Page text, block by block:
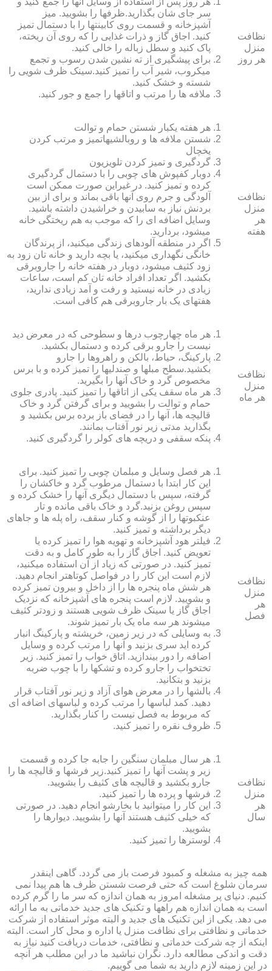
نظافت
منزل
هر روز
سر جای شان بگذارید.ظرف‏ها را بشویید. میز
آشپزخانه و قسمت روی کابینت‏ها را با دستمال تمیز
کنید. اجاق گاز و ذرات غذایی را که روی آن ریخته،
پاک کنید و سطل زباله را خالی کنید.
برای پیشگیری از ته نشین شدن رسوب و تجمع
میکروب، شیر آب را تمیز کنید.سینک ظرف شویی را
شسته و خشک کنید.
ملافه‏ ها را مرتب و اتاق‏ها را جمع و جور کنید.
نظافت
منزل
هر
هفته
هر هفته یکبار شستن حمام و توالت
شستن ملافه‏ ها و روبالشی‎هاتمیز و مرتب کردن
یخچال
گردگیری و تمیز کردن تلویزیون
دوبار کفپوش‏ های چوبی را با دستمال گردگیری
کرده و تمیز کنید. در غیراین صورت ممکن است
آلودگی و جرم روی آنها باقی بماند و برای از بین
بردنش نیاز به سابیدن و خراشیدن داشته باشید.
وسایل اضافه ای را که موجب به هم ریختگی خانه
می‏شود، بردارید.
اگر در منطقه آلوده‏ای زندگی می‏کنید، از پرندگان
خانگی نگهداری می‏کنید، یا بچه دارید و خانه‏ تان زود به
زود کثیف می‏شود، دوبار در هفته خانه را جاروبرقی
بکشید. اگر تعداد افراد خانه ‏تان کم است، ساعات
زیادی در خانه نیستید و رفت و آمد زیادی ندارید،
هفته‏ای یک بار جاروبرقی هم کافی است.
نظافت
منزل
هر ماه
هر ماه چهارچوب درها و سطوحی که در معرض دید
نیست را جارو برقی کرده و دستمال بکشید.
پارکینگ، حیاط، بالکن و راهروها را جارو
بکشید.سطح مبل‏ها و صندلی‏ها را تمیز کرده و با برس
مخصوص گرد و خاک آنها را بگیرید.
هر ماه سقف یکی از اتاق‏ها را تمیز کنید. پادری جلوی
حمام و توالت را بشویید و برای گرفتن گرد و خاک
قالیچه‏ ها، آنها را در فضای باز برده برس بکشید و
بگذارید مدتی زیر نور آفتاب بمانند.
پنکه سقفی و دریچه‏ های کولر را گردگیری کنید.
نظافت
منزل
هر
فصل
هر فصل وسایل و مبلمان چوبی را تمیز کنید. برای
این کار ابتدا با دستمال مرطوب گرد و خاک‏شان را
گرفته، سپس با دستمال دیگری آنها را خشک کرده و
سپس روغن بزنید.گرد و خاک باقی مانده و تار
عنکبوت‏ها را از گوشه و کنار سقف، راه پله‏ ها و جاهای
دیگر برداشته و تمیز کنید.
فیلتر هود آشپزخانه و تهویه هوا را تمیز کرده یا
تعویض کنید. اجاق گاز را به طور کامل و به دقت
تمیز کنید. در صورتی که زیاد از آن استفاده می‏کنید،
لازم است این کار را در فواصل کوتاه‏تر انجام دهید.
هر شش ماه پنجره‏ ها را از داخل و بیرون تمیز کرده
و بشویید. لازم است پنجره‏ های آشپزخانه که نزدیک
اجاق گاز یا سینک ظرف شویی هستند و زودتر کثیف
می‏شوند هر سه ماه یک بار تمیز شوند.
به وسایلی که در زیر زمین، خرپشته و پارکینگ انبار
کرده‏ اید سری بزنید و آنها را مرتب کرده و وسایل
اضافه را دور بیندازید. اتاق خواب را تمیز کنید. زیر
تختخواب را جارو کرده و تشک‏ها را با چوب ضربه
بزنید و بتکانید.
بالش‏ها را در معرض هوای آزاد و زیر نور آفتاب قرار
دهید. کمد لباس‏ها را مرتب کرده و لباس‏های اضافه ای
که مربوط به فصل نیست را کنار بگذارید.
ظروف نقره را تمیز کنید.
نظافت
منزل
هر
سال
هر سال مبلمان سنگین را جابه جا کرده و قسمت
زیر و پشت آنها را تمیز کنید.زیر فرش‏ها و قالیچه‏ ها را
جارو بکشید و قالیچه‏ های کثیف را بشویید.
فرش‏ها و پرده ‏ها را تمیز کنید.
این کار را می‏توانید با بخارشو انجام دهید. در صورتی
که خیلی کثیف هستند آنها را بشویید. دیوارها را
بشویید.
لوسترها را تمیز کنید.
همه چیز به مشغله و کمبود فرصت باز می گردد. گاهی اینقدر
سرمان شلوغ است که حتی فرصت شستن ظرف ها هم پیدا نمی
کنیم. دنیای پر مشغله امروز به همان اندازه که سر ما را گرم کرده
است به همان اندازه هم راهها و تکنیک های جدید خدماتی به ما ارائه
می دهد. یکی از این تکنیک های جدید و البته موثر استفاده از شرکت
خدماتی و نظافتی برای نظافت منزل یا اداره و محل کار است. البته
اینکه از چه شرکت خدماتی و نظافتی، خدمات دریافت کنید نیاز به
دقت و اندکی مطالعه دارد. نگران نباشید ما در این مطلب هر آنچه
در این زمینه لازم دارید به شما می گوییم.